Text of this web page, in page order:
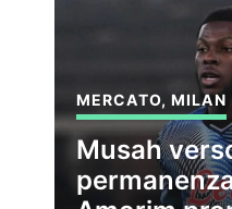
MERCATO, MILAN
Musah